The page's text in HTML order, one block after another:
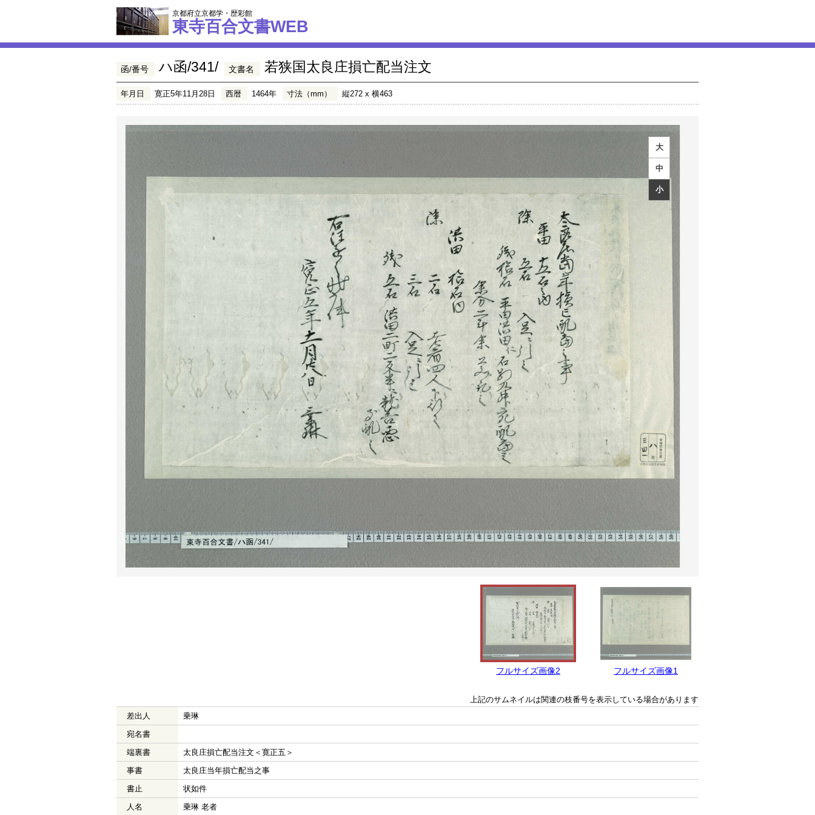
京都府立京都学・歴彩館
東寺百合文書WEB
函/番号 ハ函/341/ 文書名 若狭国太良庄損亡配当注文
年月日 寛正5年11月28日 西暦 1464年 寸法（mm） 縦272 x 横463
大
中
小
フルサイズ画像2 フルサイズ画像1
上記のサムネイルは関連の枝番号を表示している場合があります
差出人
乗琳
宛名書
端裏書
太良庄損亡配当注文＜寛正五＞
事書
太良庄当年損亡配当之事
書止
状如件
人名
乗琳 老者